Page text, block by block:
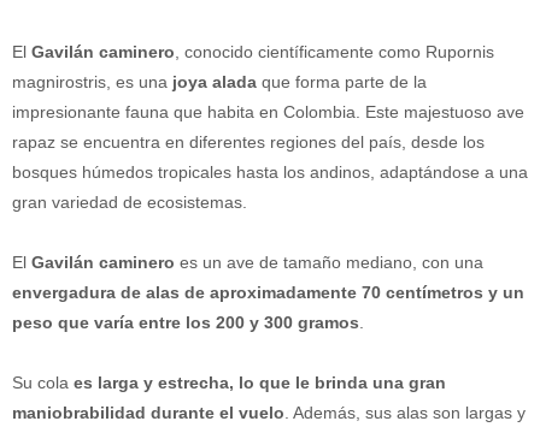
El Gavilán caminero , conocido científicamente como Rupornis
magnirostris, es una joya alada que forma parte de la
impresionante fauna que habita en Colombia. Este majestuoso ave
rapaz se encuentra en diferentes regiones del país, desde los
bosques húmedos tropicales hasta los andinos, adaptándose a una
gran variedad de ecosistemas.
El Gavilán caminero es un ave de tamaño mediano, con una
envergadura de alas de aproximadamente 70 centímetros y un
peso que varía entre los 200 y 300 gramos
Su cola es larga y estrecha, lo que le brinda una gran
maniobrabilidad durante el vuelo . Además, sus alas son largas y